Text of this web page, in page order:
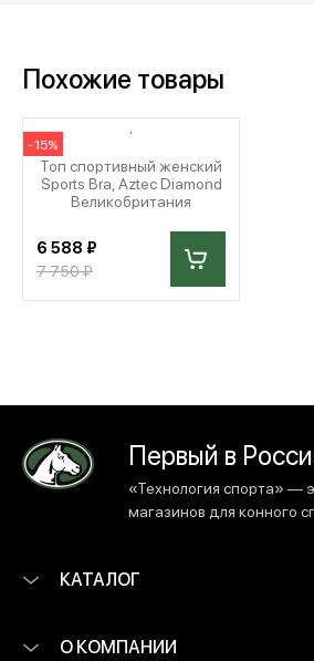
Похожие товары
-15%
Топ спортивный женский
Sports Bra, Aztec Diamond
Великобритания
6 588 ₽
7 750 ₽
Первый в
«Технология спорта» —
магазинов для конного
КАТАЛОГ
О КОМПАНИИ